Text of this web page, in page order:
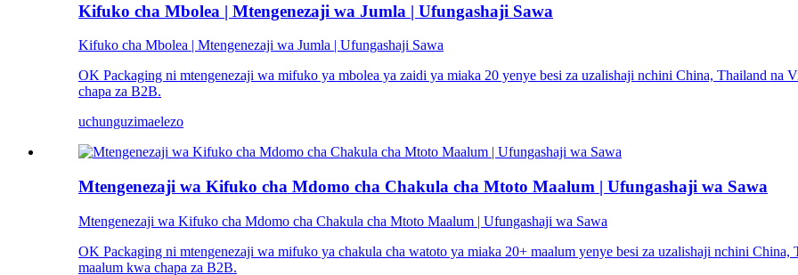
Kifuko cha Mbolea | Mtengenezaji wa Jumla | Ufungashaji Sawa
Kifuko cha Mbolea | Mtengenezaji wa Jumla | Ufungashaji Sawa
OK Packaging ni mtengenezaji wa mifuko ya mbolea ya zaidi ya miaka 20 yenye besi za uzalishaji nchini China, Thailand na
chapa za B2B.
uchunguzimaelezo
Mtengenezaji wa Kifuko cha Mdomo cha Chakula cha Mtoto Maalum | Ufungashaji wa Sawa
Mtengenezaji wa Kifuko cha Mdomo cha Chakula cha Mtoto Maalum | Ufungashaji wa Sawa
OK Packaging ni mtengenezaji wa mifuko ya chakula cha watoto ya miaka 20+ maalum yenye besi za uzalishaji nchini
maalum kwa chapa za B2B.